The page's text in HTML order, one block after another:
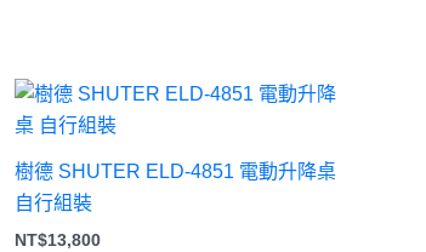
樹德 SHUTER ELD-4851 電動升降桌
自行組裝
NT$13,800